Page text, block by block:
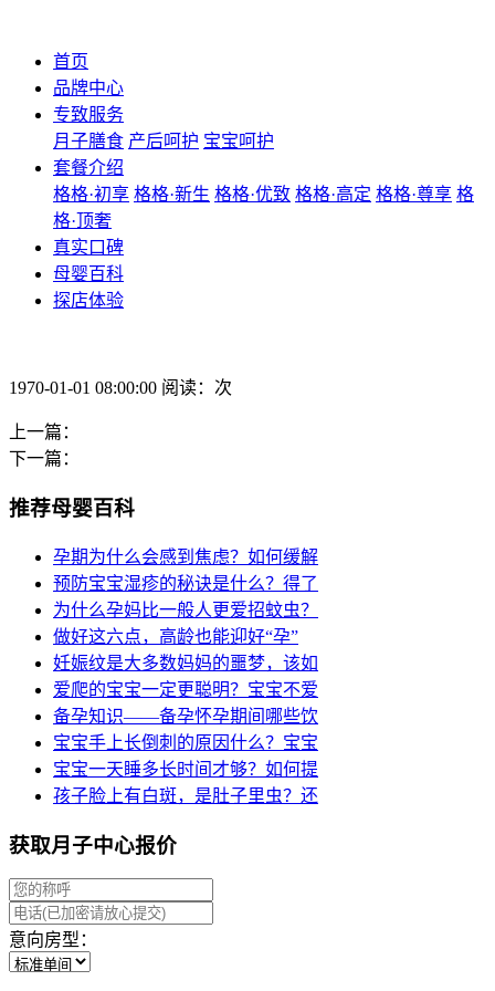
首页
品牌中心
专致服务
月子膳食 产后呵护 宝宝呵护
套餐介绍
格格·初享 格格·新生 格格·优致 格格·高定 格格·尊享 格
格·顶奢
真实口碑
母婴百科
探店体验
1970-01-01 08:00:00 阅读：次
上一篇：
下一篇：
推荐母婴百科
孕期为什么会感到焦虑？如何缓解
预防宝宝湿疹的秘诀是什么？得了
为什么孕妈比一般人更爱招蚊虫？
做好这六点，高龄也能迎好“孕”
妊娠纹是大多数妈妈的噩梦，该如
爱爬的宝宝一定更聪明？宝宝不爱
备孕知识——备孕怀孕期间哪些饮
宝宝手上长倒刺的原因什么？宝宝
宝宝一天睡多长时间才够？如何提
孩子脸上有白斑，是肚子里虫？还
获取月子中心报价
意向房型：